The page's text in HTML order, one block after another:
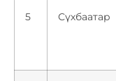
5 Сүхбаатар